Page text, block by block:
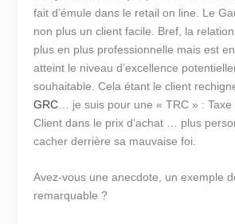
fait d’émule dans le retail on line. Le
non plus un client facile. Bref, la
plus en plus professionnelle mais est
atteint le niveau d’excellence
souhaitable. Cela étant le client
GRC … je suis pour une « TRC » :
Client dans le prix d’achat … plus
cacher derrière sa mauvaise foi.
Avez-vous une anecdote, un exemple
remarquable ?